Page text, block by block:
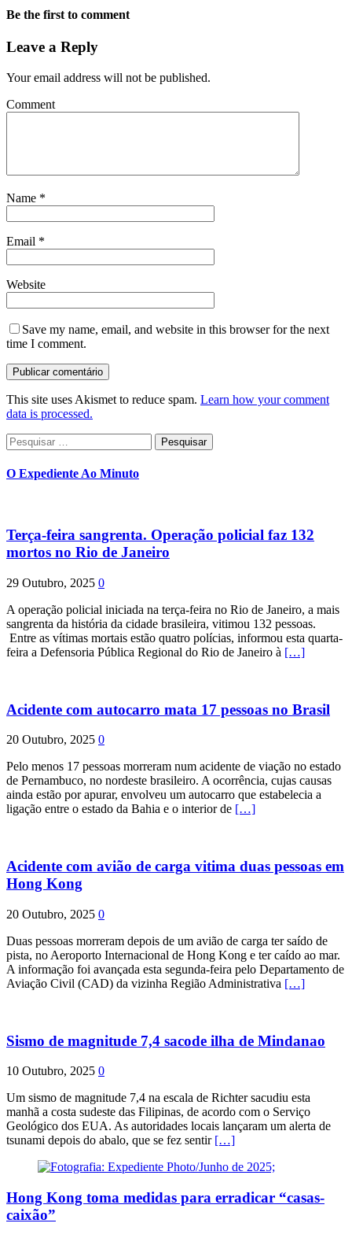
Be the first to comment
Leave a Reply
Your email address will not be published.
Comment
Name *
Email *
Website
Save my name, email, and website in this browser for the next
time I comment.
This site uses Akismet to reduce spam. Learn how your comment
data is processed.
Pesquisar
por:
O Expediente Ao Minuto
Terça-feira sangrenta. Operação policial faz 132
mortos no Rio de Janeiro
29 Outubro, 2025 0
A operação policial iniciada na terça-feira no Rio de Janeiro, a mais
sangrenta da história da cidade brasileira, vitimou 132 pessoas.
Entre as vítimas mortais estão quatro polícias, informou esta quarta-
feira a Defensoria Pública Regional do Rio de Janeiro à […]
Acidente com autocarro mata 17 pessoas no Brasil
20 Outubro, 2025 0
Pelo menos 17 pessoas morreram num acidente de viação no estado
de Pernambuco, no nordeste brasileiro. A ocorrência, cujas causas
ainda estão por apurar, envolveu um autocarro que estabelecia a
ligação entre o estado da Bahia e o interior de […]
Acidente com avião de carga vitima duas pessoas em
Hong Kong
20 Outubro, 2025 0
Duas pessoas morreram depois de um avião de carga ter saído de
pista, no Aeroporto Internacional de Hong Kong e ter caído ao mar.
A informação foi avançada esta segunda-feira pelo Departamento de
Aviação Civil (CAD) da vizinha Região Administrativa […]
Sismo de magnitude 7,4 sacode ilha de Mindanao
10 Outubro, 2025 0
Um sismo de magnitude 7,4 na escala de Richter sacudiu esta
manhã a costa sudeste das Filipinas, de acordo com o Serviço
Geológico dos EUA. As autoridades locais lançaram um alerta de
tsunami depois do abalo, que se fez sentir […]
Hong Kong toma medidas para erradicar “casas-
caixão”